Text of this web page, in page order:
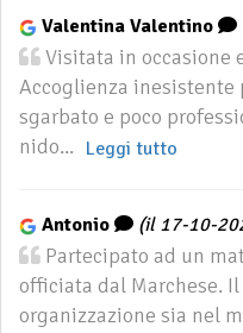
Valentina Valentino
Visitata in occasione
Accoglienza
sgarbato e poco
nido... Leggi tutto
Antonio (il 17-10-
Partecipato ad un
officiata dal Marchese.
organizzazione sia nel